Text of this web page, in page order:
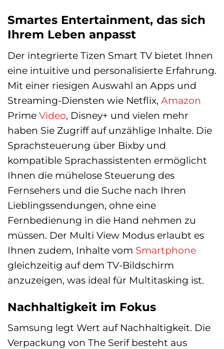
Smartes Entertainment, das sich
Ihrem Leben anpasst
Der integrierte Tizen Smart TV bietet Ihnen
eine intuitive und personalisierte Erfahrung.
Mit einer riesigen Auswahl an Apps und
Streaming-Diensten wie Netflix, Amazon
Prime Video, Disney+ und vielen mehr
haben Sie Zugriff auf unzählige Inhalte. Die
Sprachsteuerung über Bixby und
kompatible Sprachassistenten ermöglicht
Ihnen die mühelose Steuerung des
Fernsehers und die Suche nach Ihren
Lieblingssendungen, ohne eine
Fernbedienung in die Hand nehmen zu
müssen. Der Multi View Modus erlaubt es
Ihnen zudem, Inhalte vom Smartphone
gleichzeitig auf dem TV-Bildschirm
anzuzeigen, was ideal für Multitasking ist.
Nachhaltigkeit im Fokus
Samsung legt Wert auf Nachhaltigkeit. Die
Verpackung von The Serif besteht aus